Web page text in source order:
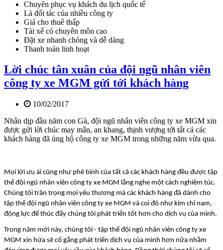
Chuyên phục vụ khách du lịch quốc tế
Là đối tác của nhiều công ty
Giá cho thuê thấp
Tài xế có chuyên môn cao
Đặt xe nhanh chóng và dễ dàng
Thanh toán linh hoạt
Lời chúc tân xuân của đội ngũ nhân viên
công ty xe MGM gửi tới khách hàng
10/02/2017
Nhân dịp đầu năm con Gà, đội ngũ nhân viên công ty xe MGM xin
được gửi lời chúc may mắn, an khang, thịnh vượng tới tất cả các
khách hàng đã ủng hộ công ty xe MGM trong những năm vừa qua.
Mọi lời ưu ái cũng như phê bình của tất cả các khách hàng đều được tập
thể đội ngũ nhân viên công ty xe MGM lắng nghe một cách nghiêm túc.
Chúng tôi trân trọng mọi yêu thương mà các khách hàng đã dành cho
tập thể đội ngũ nhân viên công ty xe MGM và coi đó như kim chỉ nam,
động lực để thúc đẩy chúng tôi phát triển tốt hơn cho dịch vụ của mình.
Trong năm mới này, chúng tôi - tập thể đội ngũ nhân viên công ty xe
MGM xin hứa sẽ cố gắng phát triển dịch vụ của mình hơn nữa nhằm